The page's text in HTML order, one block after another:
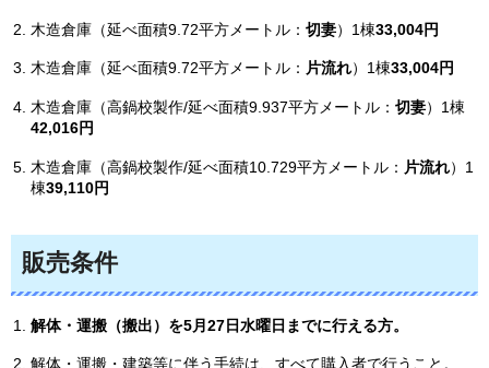
木造倉庫（延べ面積9.72平方メートル： 切妻）1棟33,004円
木造倉庫（延べ面積9.72平方メートル： 片流れ）1棟33,004円
木造倉庫（高鍋校製作/延べ面積9.937平方メートル： 切妻）1棟
42,016円
木造倉庫（高鍋校製作/延べ面積10.729平方メートル： 片流れ）1
棟39,110円
販売条件
解体・運搬（搬出）を5月27日水曜日 までに行える方。
解体・運搬・建築等に伴う手続は、すべて購入者で行うこと。